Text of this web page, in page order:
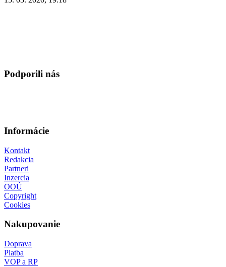
Podporili nás
Informácie
Kontakt
Redakcia
Partneri
Inzercia
OOÚ
Copyright
Cookies
Nakupovanie
Doprava
Platba
VOP a RP